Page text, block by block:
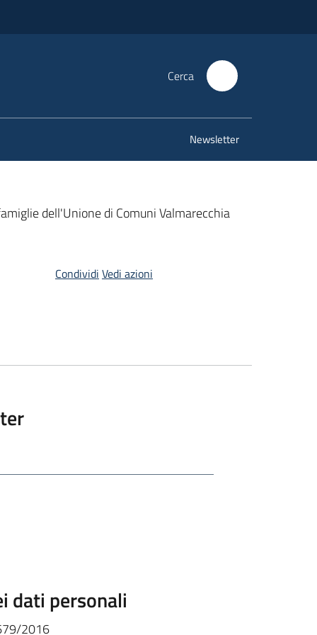
Cerca
Newsletter
dell'Unione di Comuni Valmarecchia
Condividi Vedi azioni
dati personali
2016